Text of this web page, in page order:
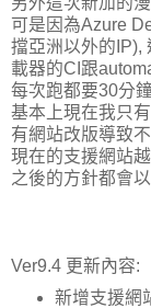
可是因為Azure
擋亞洲以外的IP),
載器的CI跟
每次跑都要30分
基本上現在我只
有網站改版導致
現在的支援網站
之後的方針都會
Ver9.4 更新內容:
新增支援網